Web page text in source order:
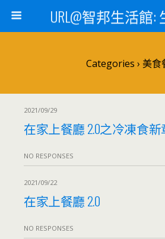
URL@智邦生活館:
Categories › 美食
2021/09/29
在家上餐廳 2.0之冷凍食新
NO RESPONSES
2021/09/22
在家上餐廳 2.0
NO RESPONSES